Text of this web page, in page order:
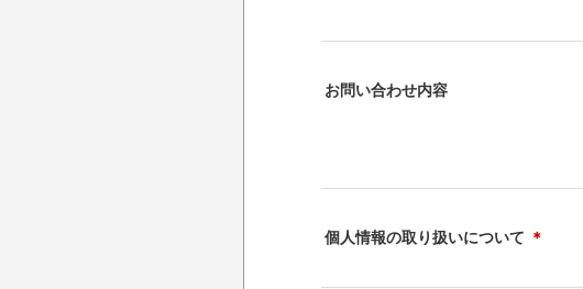
お問い合わせ内容
個人情報の取り扱いについて ＊